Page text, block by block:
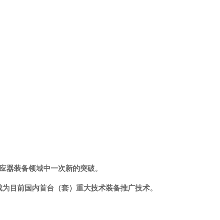
装备领域中一次新的突破。
目前国内首台（套）重大技术装备推广技术。